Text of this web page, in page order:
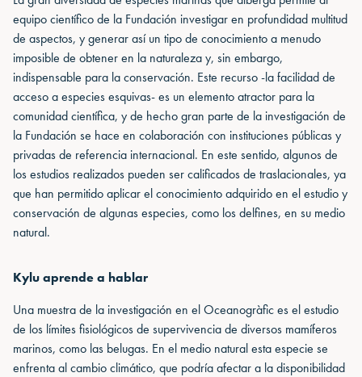
equipo científico de la Fundación investigar en profundidad multitud
de aspectos, y generar así un tipo de conocimiento a menudo
imposible de obtener en la naturaleza y, sin embargo,
indispensable para la conservación. Este recurso -la facilidad de
acceso a especies esquivas- es un elemento atractor para la
comunidad científica, y de hecho gran parte de la investigación de
la Fundación se hace en colaboración con instituciones públicas y
privadas de referencia internacional. En este sentido, algunos de
los estudios realizados pueden ser calificados de traslacionales, ya
que han permitido aplicar el conocimiento adquirido en el estudio y
conservación de algunas especies, como los delfines, en su medio
natural.
Kylu aprende a hablar
Una muestra de la investigación en el Oceanogràfic es el estudio
de los límites fisiológicos de supervivencia de diversos mamíferos
marinos, como las belugas. En el medio natural esta especie se
enfrenta al cambio climático, que podría afectar a la disponibilidad